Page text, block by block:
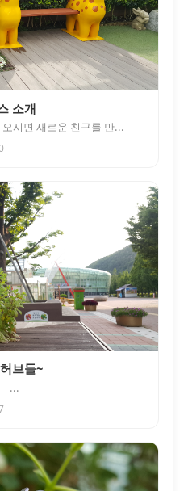
소개
시면 새로운 친구를 만...
브들~
...